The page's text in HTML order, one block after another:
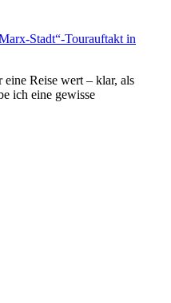
Stadt“-Tourauftakt in
Reise wert – klar, als
ich eine gewisse